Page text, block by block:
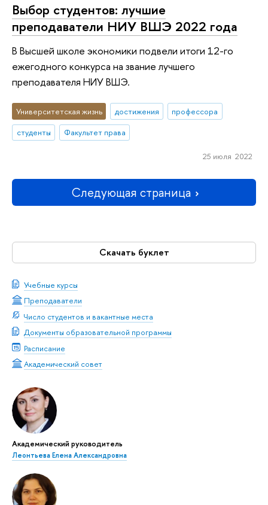
Скачать буклет
Учебные курсы
Преподаватели
Число студентов и вакантные места
Документы образовательной программы
Расписание
Академический совет
Академический руководитель
Леонтьева Елена Александровна
Выбор студентов: лучшие
преподаватели НИУ ВШЭ 2022 года
В Высшей школе экономики подвели итоги 12-го
ежегодного конкурса на звание лучшего
преподавателя НИУ ВШЭ.
Университетская жизнь достижения
профессора
студенты
Факультет права
25 июля 2022
Следующая страница